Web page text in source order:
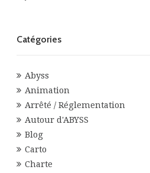
Catégories
Abyss
Animation
Arrêté / Réglementation
Autour d'ABYSS
Blog
Carto
Charte